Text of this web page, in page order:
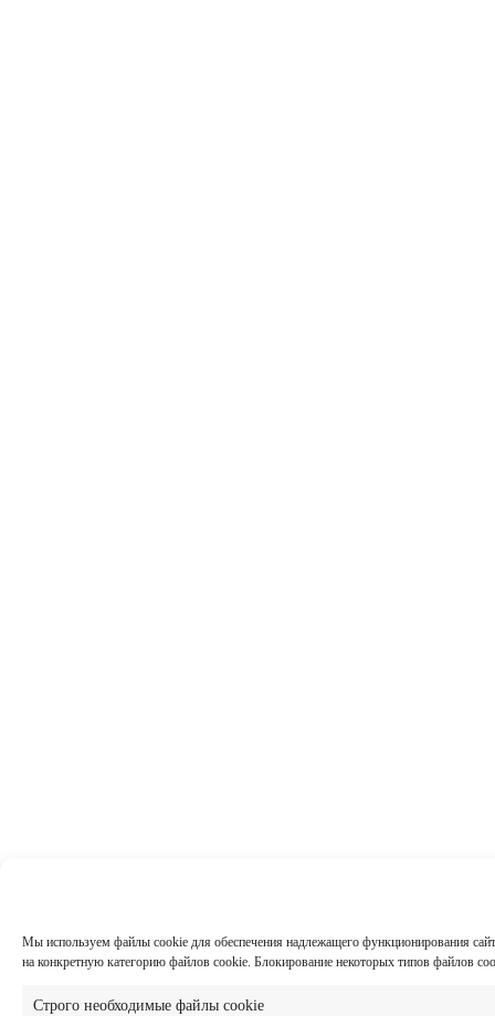
Мы используем файлы cookie для обеспечения надлежащего функционирования
на конкретную категорию файлов cookie. Блокирование некоторых типов файлов
Строго необходимые файлы cookie